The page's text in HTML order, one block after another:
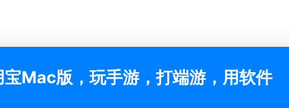
宝Mac版，玩手游，打端游，用软件